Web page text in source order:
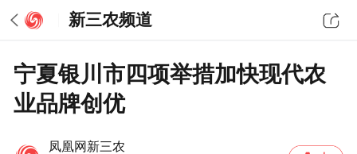
新三农频道
宁夏银川市四项举措加快现代农
业品牌创优
凤凰网新三农